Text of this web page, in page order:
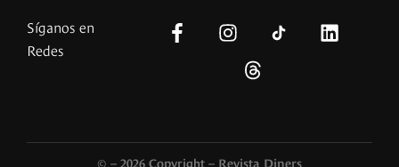
Síganos en
Redes
© – 2026 Copyright – Revista Diners